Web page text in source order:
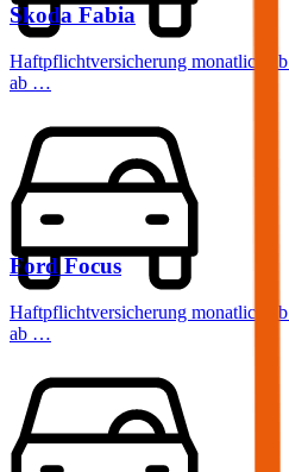
Skoda Fabia
Haftpflichtversicherung monatlich ab
ab …
Ford Focus
Haftpflichtversicherung monatlich ab
ab …